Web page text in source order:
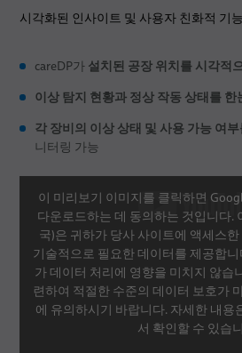
시각화된 인사이트 및 사용자 친화적 기능
careDP가 설치된 공장 위치를 시각적
이상 탐지 현황과 정상 작동 상태를 한
각 장비의 이상 상태 및 사용 가능 여
니터링 가능
이 미리보기 이미지를 클릭하면
다운로드하는 데 동의하는 것입니다.
국)은 귀하가 당사 사이트에 액세스
기술적으로 필요한 데이터를 제공합
가 데이터 처리에 영향을 미치지 않습
련하여 적절한 수준의 데이터 보호가
에 유의하시기 바랍니다. 자세한 내용
서 확인할 수 있습